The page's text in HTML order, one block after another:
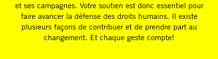
et ses campagnes. Votre soutien est donc essentiel pour
faire avancer la défense des droits humains. Il existe
plusieurs façons de contribuer et de prendre part au
changement. Et chaque geste compte!